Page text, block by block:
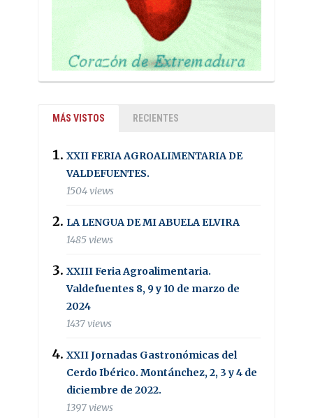
MÁS VISTOS RECIENTES
XXII FERIA AGROALIMENTARIA DE
VALDEFUENTES.
1504 views
LA LENGUA DE MI ABUELA ELVIRA
1485 views
XXIII Feria Agroalimentaria.
Valdefuentes 8, 9 y 10 de marzo de
2024
1437 views
XXII Jornadas Gastronómicas del
Cerdo Ibérico. Montánchez, 2, 3 y 4 de
diciembre de 2022.
1397 views